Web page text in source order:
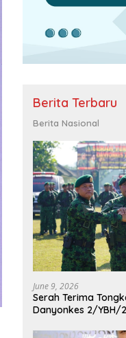
Berita Terbaru
Berita Nasional
June 9, 2026
Serah Terima
Danyonkes 2/YBH/